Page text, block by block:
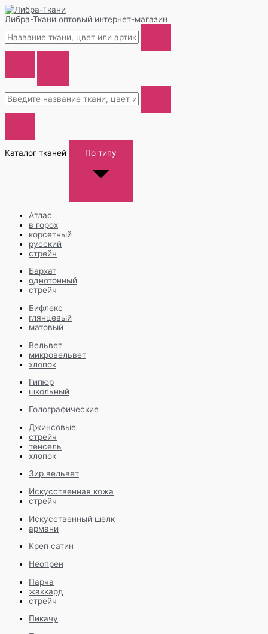
Либра-Ткани оптовый интернет-магазин
Каталог тканей По типу
Атлас
в горох
корсетный
русский
стрейч
Бархат
однотонный
стрейч
Бифлекс
глянцевый
матовый
Вельвет
микровельвет
хлопок
Гипюр
школьный
Голографические
Джинсовые
стрейч
тенсель
хлопок
Зир вельвет
Искусственная кожа
стрейч
Искусственный шелк
армани
Креп сатин
Неопрен
Парча
жаккард
стрейч
Пикачу